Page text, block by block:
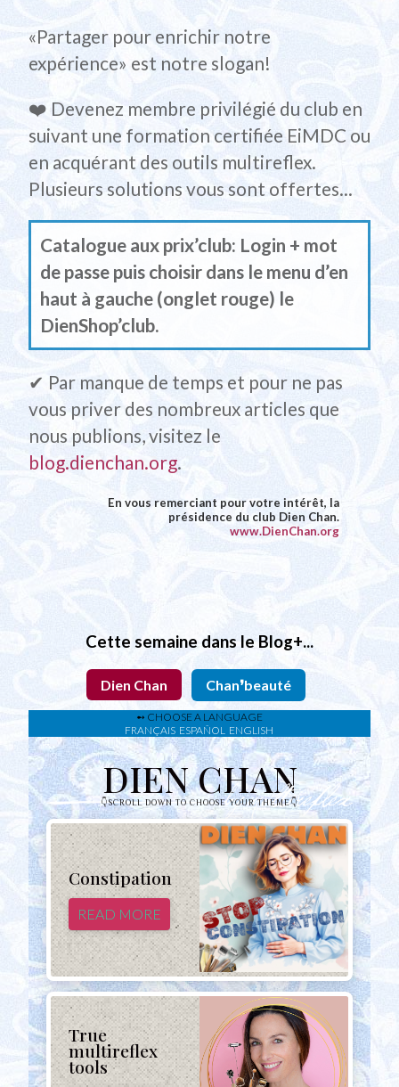
«Partager pour enrichir notre
expérience» est notre slogan!
❤️ Devenez membre privilégié du club en
suivant une formation certifiée EiMDC ou
en acquérant des outils multireflex.
Plusieurs solutions vous sont offertes...
Catalogue aux prix’club: Login + mot
de passe puis choisir dans le menu d’en
haut à gauche (onglet rouge) le
DienShop’club.
✔︎ Par manque de temps et pour ne pas
vous priver des nombreux articles que
nous publions, visitez le
blog.dienchan.org.
En vous remerciant pour votre intérêt, la
présidence du club Dien Chan.
www.DienChan.org
Cette semaine dans le Blog+...
Dien Chan Chan❜beauté